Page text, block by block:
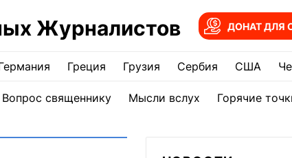
Журналистов ДОНАТ ДЛЯ
Греция Грузия Сербия США
Вопрос священнику Мысли вслух Горячие